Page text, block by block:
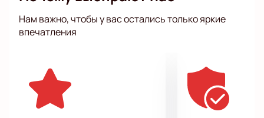
поклонники Сергея Орлова ценят его талант.
Приготовьтесь запоминать и записывать шутки,
добавив пару-тройку собственных фраз! Разговор
получится пикантным, интересным, местами
чуточку неловким, а от того душевным и
уморительно смешным! Расслабьтесь и получайте
Нам важно, чтобы у вас остались только яркие
впечатления